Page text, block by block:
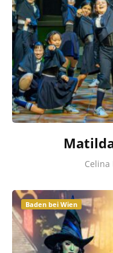
Celina
Baden bei Wien